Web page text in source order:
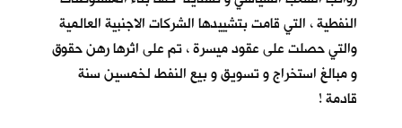
النفطية ، التي قامت بتشييدها الشركات الاجنبية العالمية
والتي حصلت على عقود ميسرة ، تم على اثرها رهن حقوق
و مبالغ استخراج و تسويق و بيع النفط لخمسين سنة
قادمة !